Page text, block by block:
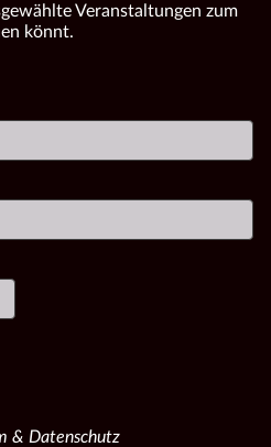
Veranstaltungen zum
könnt.
& Datenschutz